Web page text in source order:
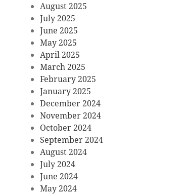
August 2025
July 2025
June 2025
May 2025
April 2025
March 2025
February 2025
January 2025
December 2024
November 2024
October 2024
September 2024
August 2024
July 2024
June 2024
May 2024